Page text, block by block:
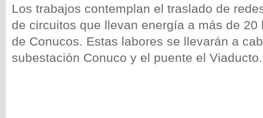
Los trabajos contemplan el traslado de
de circuitos que llevan energía a más de 20
de Conucos. Estas labores se llevarán a
subestación Conuco y el puente el Viaducto.
wp-